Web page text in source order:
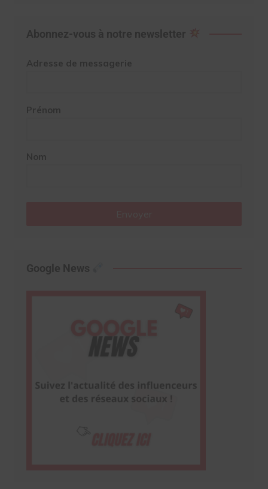
Abonnez-vous à notre newsletter
Adresse de messagerie
Prénom
Nom
Google News